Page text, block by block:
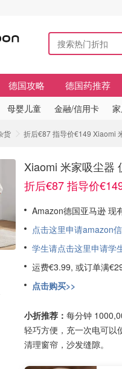
德国攻略 德国药推荐
母婴儿童 金融/信用卡
货 折后€87 指导价€149 Xiaomi
Xiaomi 米家吸尘器
折后€87 指导价
Amazon德国亚马逊 现
点击这里申请amazon
学生请点击这里申请学
运费€3.99, 或订单满
点击购买>>
小折推荐： 每分钟
轻巧方便，充一次电可以
清理窗帘，沙发缝隙。